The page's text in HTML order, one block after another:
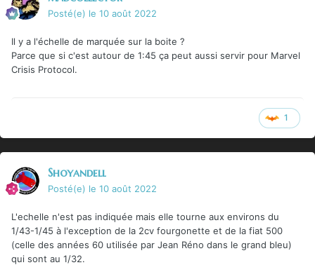
Posté(e) le 10 août 2022
Il y a l'échelle de marquée sur la boite ?
Parce que si c'est autour de 1:45 ça peut aussi servir pour Marvel
Crisis Protocol.
1
Shoyandell
Posté(e) le 10 août 2022
L'echelle n'est pas indiquée mais elle tourne aux environs du
1/43-1/45 à l'exception de la 2cv fourgonette et de la fiat 500
(celle des années 60 utilisée par Jean Réno dans le grand bleu)
qui sont au 1/32.